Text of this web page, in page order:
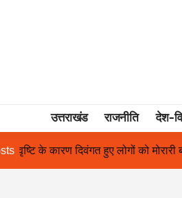
उत्तराखंड राजनीति देश-
बापू की श्रद्धांजलि और उनके परिजनों को